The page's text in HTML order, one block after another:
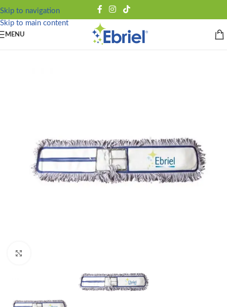
Skip to navigation
Skip to main content
MENU